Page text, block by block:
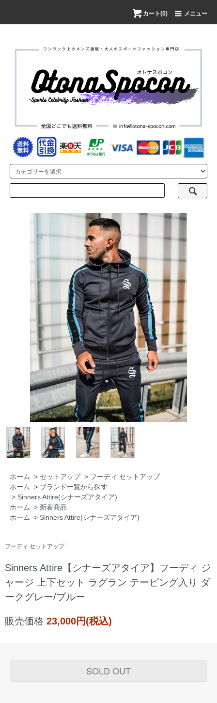
カート(0) メニュー
ホーム > セットアップ > フーディ セットアップ
ホーム
> ブランド一覧から探す
> Sinners Attire(シナーズアタイア)
ホーム
> 新着商品
ホーム
> Sinners Attire(シナーズアタイア)
フーディ セットアップ
Sinners Attire【シナーズアタイア】フーディ ジ
ャージ 上下セット ラグラン テーピング入り ダ
ークグレー/ブルー
販売価格 23,000円(税込)
SOLD OUT